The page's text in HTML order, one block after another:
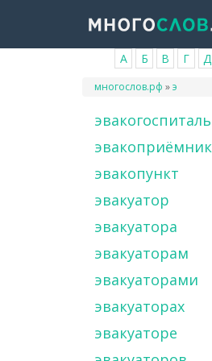
основному
А Б В Г Д
Вы
многослов.рф »э
эвакогоспиталь
эвакоприёмник
эвакопункт
эвакуатор
эвакуатора
эвакуаторам
эвакуаторами
эвакуаторах
эвакуаторе